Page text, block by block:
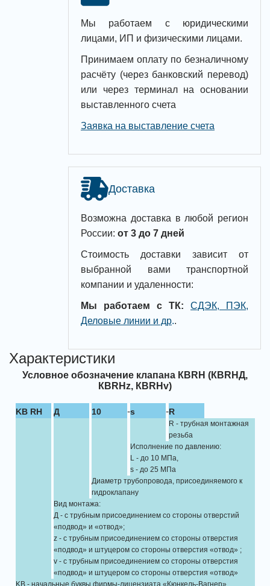
Мы работаем с юридическими
лицами, ИП и физическими лицами.
Принимаем оплату по безналичному
расчёту (через банковский перевод)
или через терминал на основании
выставленного счета
Заявка на выставление счета
Доставка
Возможна доставка в любой регион
России: от 3 до 7 дней
Стоимость доставки зависит от
выбранной вами транспортной
компании и удаленности:
Мы работаем с ТК:
СДЭК, ПЭК,
Деловые линии и др..
Характеристики
Условное обозначение клапана КВRН (КВRНД,
КВRНz, КВRНv)
KB RH Д 10 -s -R
R - трубная монтажная
резьба
Исполнение по давлению:
L - до 10 МПа,
s - до 25 МПа
Диаметр трубопровода, присоединяемого к
гидроклапану
Вид монтажа:
Д - с трубным присоединением со стороны отверстий
«подвод» и «отвод»;
z - с трубным присоединением со стороны отверстия
«подвод» и штуцером со стороны отверстия «отвод» ;
v - с трубным присоединением со стороны отверстия
«подвод» и штуцером со стороны отверстия «отвод»
KB - начальные буквы фирмы-лицензиата «Кюнкель-Вагнер»